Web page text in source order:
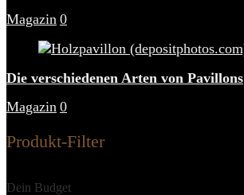
Magazin 0
Die verschiedenen Arten von Pavillons
Magazin 0
Produkt-Filter
Dein Budget